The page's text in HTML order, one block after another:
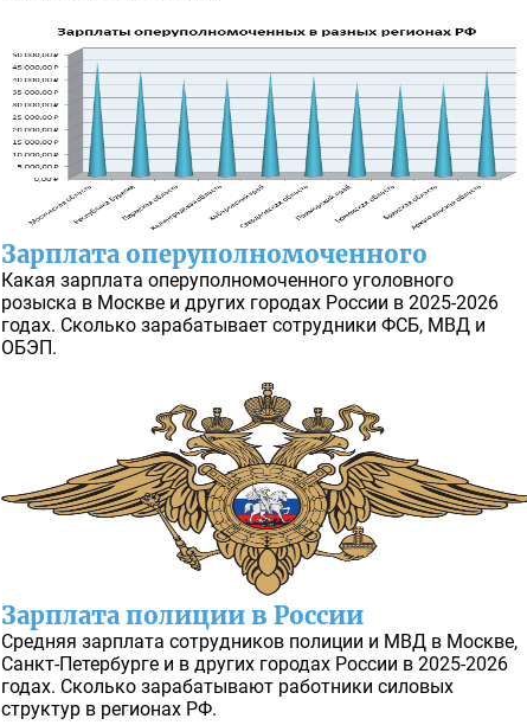
Зарплата оперуполномоченного
Какая зарплата оперуполномоченного уголовного
розыска в Москве и других городах России в 2025-2026
годах. Сколько зарабатывает сотрудники ФСБ, МВД и
ОБЭП.
Зарплата полиции в России
Средняя зарплата сотрудников полиции и МВД в Москве,
Санкт-Петербурге и в других городах России в 2025-2026
годах. Сколько зарабатывают работники силовых
структур в регионах РФ.